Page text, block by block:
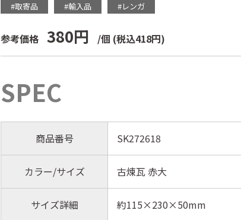
#取寄品 #輸入品 #レンガ
参考価格 380円 /個 (税込418円)
SPEC
商品番号 SK272618
カラー/サイズ 古煉瓦 赤大
サイズ詳細 約115×230×50mm